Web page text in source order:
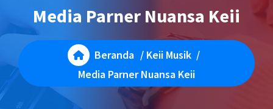
Media Parner Nuansa Keii
Beranda / Keii Musik/
Media Parner Nuansa Keii